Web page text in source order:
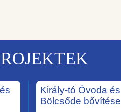
Király-tó Óvoda és
Bölcsőde bővítése